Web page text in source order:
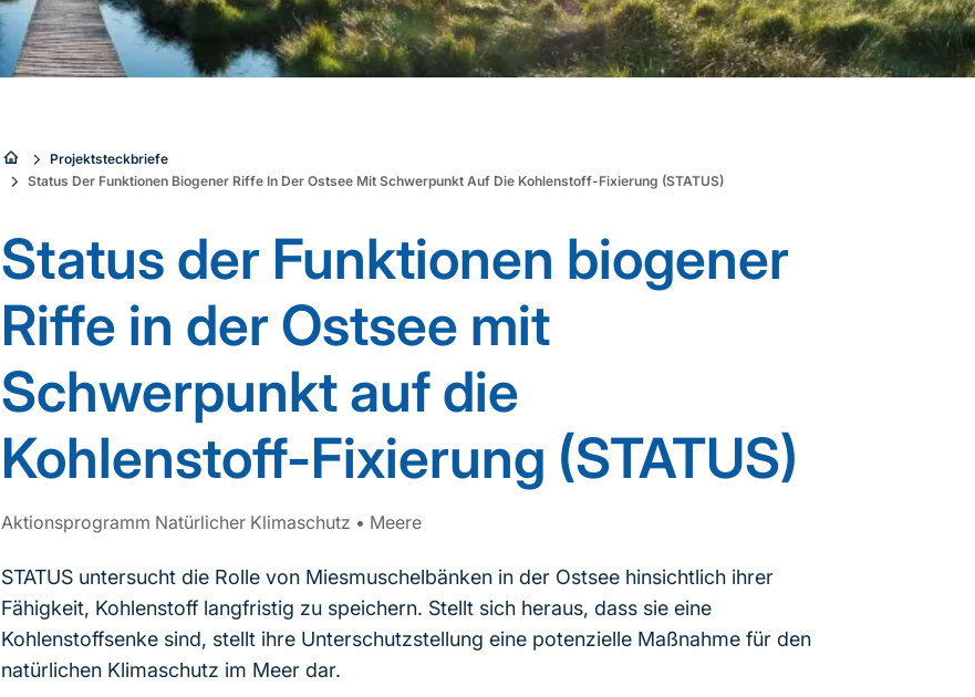
Sie
hier:
Projektsteckbriefe
Status Der Funktionen Biogener Riffe In Der Ostsee Mit Schwerpunkt Auf Die Kohlenstoff-Fixierung (STATUS)
Status der Funktionen biogener
Riffe in der Ostsee mit
Schwerpunkt auf die
Kohlenstoff-Fixierung (STATUS)
Aktionsprogramm Natürlicher Klimaschutz • Meere
STATUS untersucht die Rolle von Miesmuschelbänken in der Ostsee hinsichtlich ihrer
Fähigkeit, Kohlenstoff langfristig zu speichern. Stellt sich heraus, dass sie eine
Kohlenstoffsenke sind, stellt ihre Unterschutzstellung eine potenzielle Maßnahme für den
natürlichen Klimaschutz im Meer dar.